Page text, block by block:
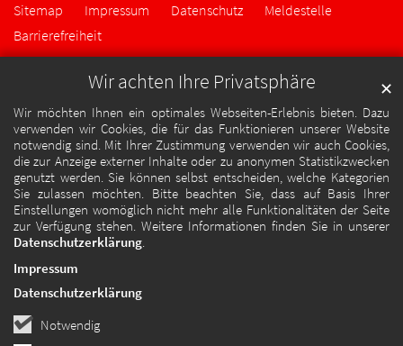
Wir achten Ihre Privatsphäre
Wir möchten Ihnen ein optimales Webseiten-Erlebnis bieten. Dazu
verwenden wir Cookies, die für das Funktionieren unserer Website
notwendig sind. Mit Ihrer Zustimmung verwenden wir auch Cookies,
die zur Anzeige externer Inhalte oder zu anonymen Statistikzwecken
genutzt werden. Sie können selbst entscheiden, welche Kategorien
Sie zulassen möchten. Bitte beachten Sie, dass auf Basis Ihrer
Einstellungen womöglich nicht mehr alle Funktionalitäten der Seite
zur Verfügung stehen. Weitere Informationen finden Sie in unserer
Datenschutzerklärung.
Notwendig
✕
Impressum
Datenschutzerklärung
Sitemap
Impressum Datenschutz
Meldestelle
Barrierefreiheit